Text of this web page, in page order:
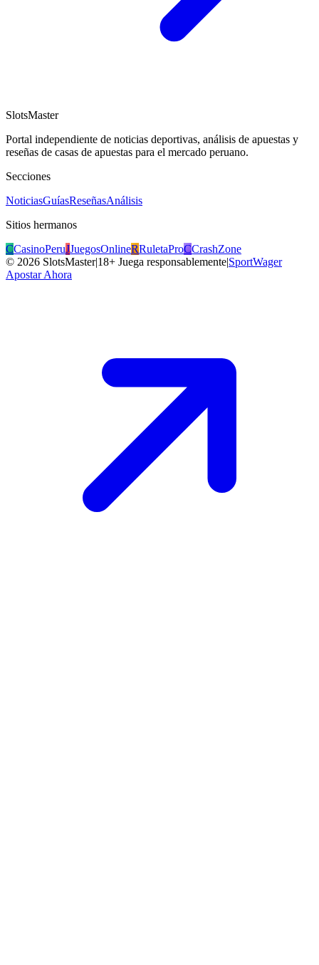
SlotsMaster
Portal independiente de noticias deportivas, análisis de apuestas y
reseñas de casas de apuestas para el mercado peruano.
Secciones
NoticiasGuíasReseñasAnálisis
Sitios hermanos
CCasinoPeruJJuegosOnlineRRuletaProCCrashZone
© 2026 SlotsMaster|18+ Juega responsablemente|SportWager
Apostar Ahora